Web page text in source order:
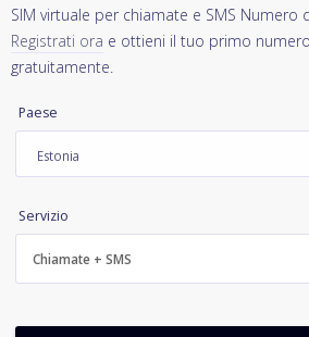
SIM virtuale per chiamate e SMS
Registrati ora e ottieni il tuo primo
gratuitamente.
Paese
Servizio
Chiamate + SMS